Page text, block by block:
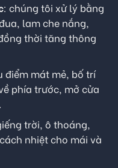
: chúng tôi xử lý bằng
lam che nắng,
thời tăng thông
điểm mát mẻ, bố trí
phía trước, mở cửa
trời, ô thoáng,
nhiệt cho mái và